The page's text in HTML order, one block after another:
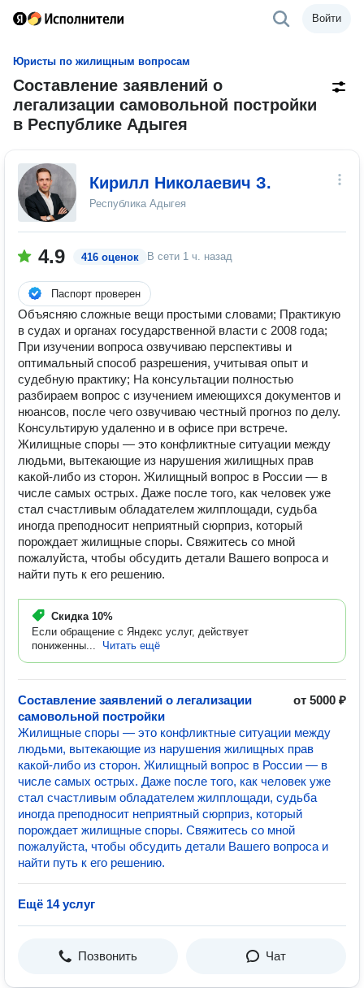
Войти
Юристы по жилищным вопросам
Составление заявлений о
легализации самовольной постройки
в Республике Адыгея
Кирилл Николаевич З.
Республика Адыгея
4.9 416 оценок В сети 1 ч. назад
Паспорт проверен
Объясняю сложные вещи простыми словами; Практикую
в судах и органах государственной власти с 2008 года;
При изучении вопроса озвучиваю перспективы и
оптимальный способ разрешения, учитывая опыт и
судебную практику; На консультации полностью
разбираем вопрос с изучением имеющихся документов и
нюансов, после чего озвучиваю честный прогноз по делу.
Консультирую удаленно и в офисе при встрече.
Жилищные споры — это конфликтные ситуации между
людьми, вытекающие из нарушения жилищных прав
какой-либо из сторон. Жилищный вопрос в России — в
числе самых острых. Даже после того, как человек уже
стал счастливым обладателем жилплощади, судьба
иногда преподносит неприятный сюрприз, который
порождает жилищные споры. Свяжитесь со мной
пожалуйста, чтобы обсудить детали Вашего вопроса и
найти путь к его решению.
Скидка 10%
Если обращение с Яндекс услуг, действует
пониженны...
Читать ещё
Составление заявлений о легализации
самовольной постройки
от 5000 ₽
Жилищные споры — это конфликтные ситуации между
людьми, вытекающие из нарушения жилищных прав
какой-либо из сторон. Жилищный вопрос в России — в
числе самых острых. Даже после того, как человек уже
стал счастливым обладателем жилплощади, судьба
иногда преподносит неприятный сюрприз, который
порождает жилищные споры. Свяжитесь со мной
пожалуйста, чтобы обсудить детали Вашего вопроса и
найти путь к его решению.
Ещё 14 услуг
Позвонить Чат